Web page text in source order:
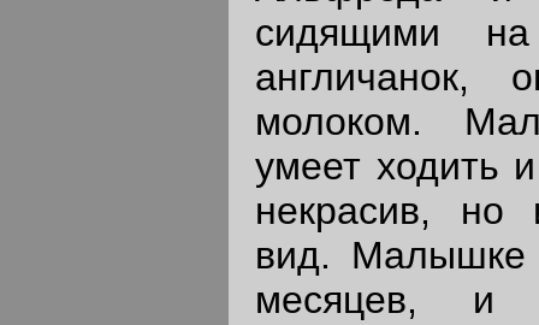
сидящими
англичанок,
молоком.
умеет ходить
некрасив, но
вид. Малышке
месяцев, и